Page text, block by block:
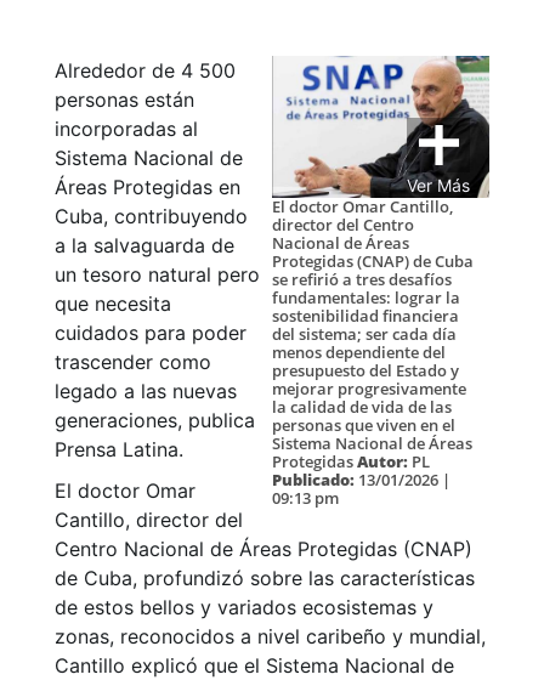
Ver Más
El doctor Omar Cantillo,
director del Centro
Nacional de Áreas
Protegidas (CNAP) de Cuba
se refirió a tres desafíos
fundamentales: lograr la
sostenibilidad financiera
del sistema; ser cada día
menos dependiente del
presupuesto del Estado y
mejorar progresivamente
la calidad de vida de las
personas que viven en el
Sistema Nacional de Áreas
ProtegidasAutor: PL
Publicado: 13/01/2026 |
09:13 pm
Alrededor de 4 500
personas están
incorporadas al
Sistema Nacional de
Áreas Protegidas en
Cuba, contribuyendo
a la salvaguarda de
un tesoro natural pero
que necesita
cuidados para poder
trascender como
legado a las nuevas
generaciones, publica
Prensa Latina.
El doctor Omar
Cantillo, director del
Centro Nacional de Áreas Protegidas (CNAP)
de Cuba, profundizó sobre las características
de estos bellos y variados ecosistemas y
zonas, reconocidos a nivel caribeño y mundial,
Cantillo explicó que el Sistema Nacional de